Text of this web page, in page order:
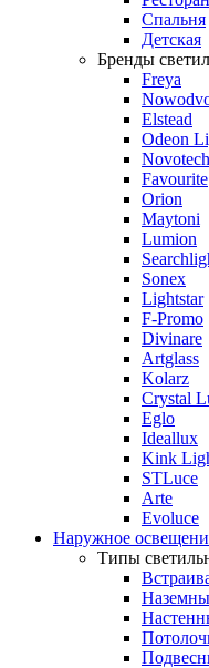
Спальня
Детская
Бренды
Freya
Elstead
Odeon
Novotech
Favourite
Orion
Maytoni
Lumion
Sonex
Lightstar
F-Promo
Divinare
Artglass
Kolarz
Crystal
Eglo
Ideallux
Kink
STLuce
Arte
Evoluce
Наружное
Типы